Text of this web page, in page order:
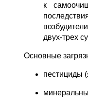
к
двух-трех
Основные
пестициды